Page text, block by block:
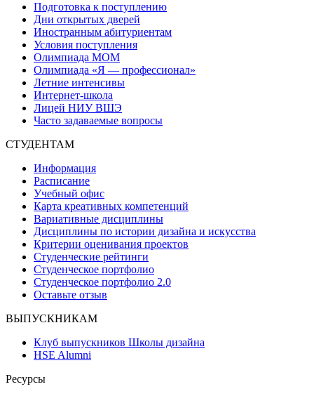
Подготовка к поступлению
Дни открытых дверей
Иностранным абитуриентам
Условия поступления
Олимпиада МОМ
Олимпиада «Я — профессионал»
Летние интенсивы
Интернет-школа
Лицей НИУ ВШЭ
Часто задаваемые вопросы
СТУДЕНТАМ
Информация
Расписание
Учебный офис
Карта креативных компетенций
Вариативные дисциплины
Дисциплины по истории дизайна и искусства
Критерии оценивания проектов
Студенческие рейтинги
Студенческое портфолио
Студенческое портфолио 2.0
Оставьте отзыв
ВЫПУСКНИКАМ
Клуб выпускников Школы дизайна
HSE Alumni
Ресурсы